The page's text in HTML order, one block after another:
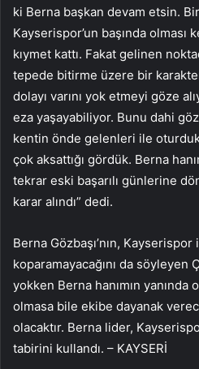
ki Berna başkan devam etsin. Bir
Kayserispor’un başında
kıymet kattı. Fakat gelinen
tepede bitirme üzere bir
dolayı varını yok etmeyi göze
eza yaşayabiliyor. Bunu dahi
kentin önde gelenleri ile
çok aksattığı gördük. Berna
tekrar eski başarılı günlerine
karar alındı” dedi.
Berna Gözbaşı’nın, Kayserispor
koparamayacağını da söyleyen
yokken Berna hanımın yanında
olmasa bile ekibe dayanak
olacaktır. Berna lider,
tabirini kullandı. – KAYSERİ